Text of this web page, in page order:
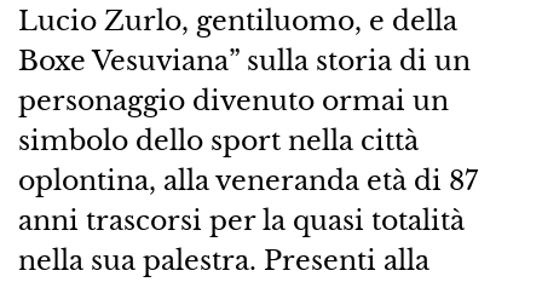
Lucio Zurlo, gentiluomo, e della
Boxe Vesuviana” sulla storia di un
personaggio divenuto ormai un
simbolo dello sport nella città
oplontina, alla veneranda età di 87
anni trascorsi per la quasi totalità
nella sua palestra. Presenti alla